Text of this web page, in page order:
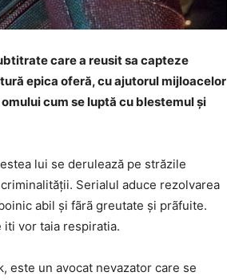
care a reusit sa capteze
epica oferă, cu ajutorul mijloacelor
cum se luptă cu blestemul și
lui se derulează pe străzile
Serialul aduce rezolvarea
abil și fãrã greutate și prãfuite.
vor taia respiratia.
este un avocat nevazator care se